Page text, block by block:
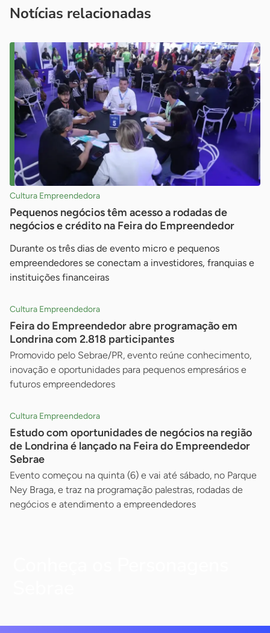
Notícias relacionadas
Cultura Empreendedora
Pequenos negócios têm acesso a rodadas de
negócios e crédito na Feira do Empreendedor
Durante os três dias de evento micro e pequenos
empreendedores se conectam a investidores, franquias e
instituições financeiras
Cultura Empreendedora
Feira do Empreendedor abre programação em
Londrina com 2.818 participantes
Promovido pelo Sebrae/PR, evento reúne conhecimento,
inovação e oportunidades para pequenos empresários e
futuros empreendedores
Cultura Empreendedora
Estudo com oportunidades de negócios na região
de Londrina é lançado na Feira do Empreendedor
Sebrae
Evento começou na quinta (6) e vai até sábado, no Parque
Ney Braga, e traz na programação palestras, rodadas de
negócios e atendimento a empreendedores